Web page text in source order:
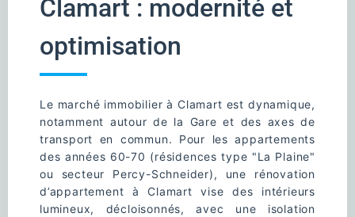
Clamart : modernité et
optimisation
Le marché immobilier à Clamart est dynamique,
notamment autour de la Gare et des axes de
transport en commun. Pour les appartements
des années 60-70 (résidences type "La Plaine"
ou secteur Percy-Schneider), une rénovation
d’appartement à Clamart vise des intérieurs
lumineux, décloisonnés, avec une isolation